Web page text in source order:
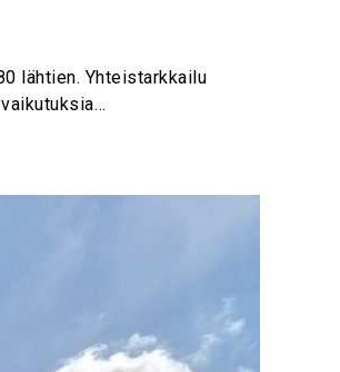
lähtien. Yhteistarkkailu